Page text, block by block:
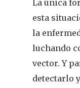
La única
esta
la
luchando
vector. Y
detectarlo